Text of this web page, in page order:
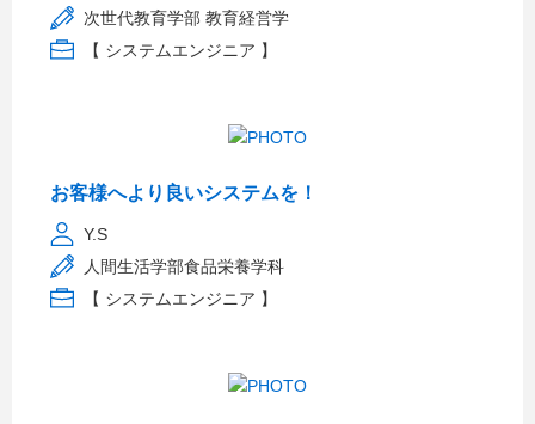
次世代教育学部 教育経営学
【 システムエンジニア 】
お客様へより良いシステムを！
Y.S
人間生活学部食品栄養学科
【 システムエンジニア 】